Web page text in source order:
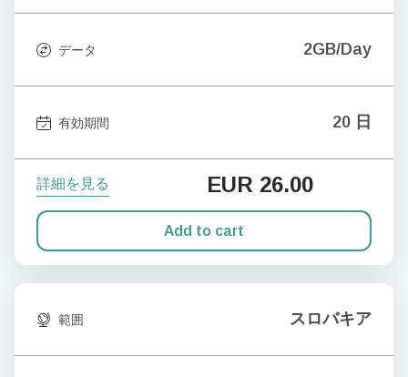
データ 2GB/Day
有効期間 20 日
詳細を見る EUR 26.00
Add to cart
範囲 スロバキア